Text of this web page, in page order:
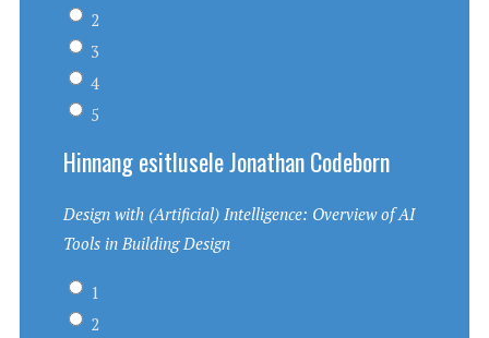
2
3
4
5
Hinnang esitlusele Jonathan Codeborn
Design with (Artificial) Intelligence: Overview of AI
Tools in Building Design
1
2